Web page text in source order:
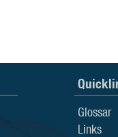
Glossar
Links